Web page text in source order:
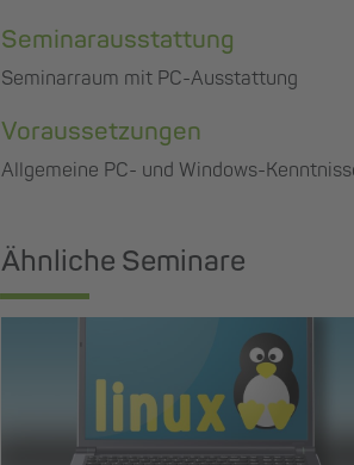
Seminarausstattung
Seminarraum mit PC-Ausstattung
Voraussetzungen
Allgemeine PC- und Windows-
Ähnliche Seminare